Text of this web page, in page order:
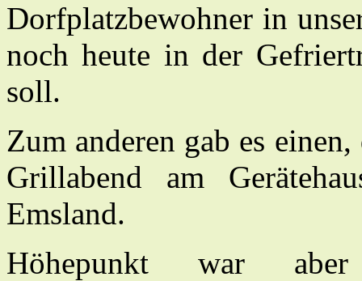
Dorfplatzbewohner in
noch heute in der
soll.
Zum anderen gab es
Grillabend am
Emsland.
Höhepunkt war